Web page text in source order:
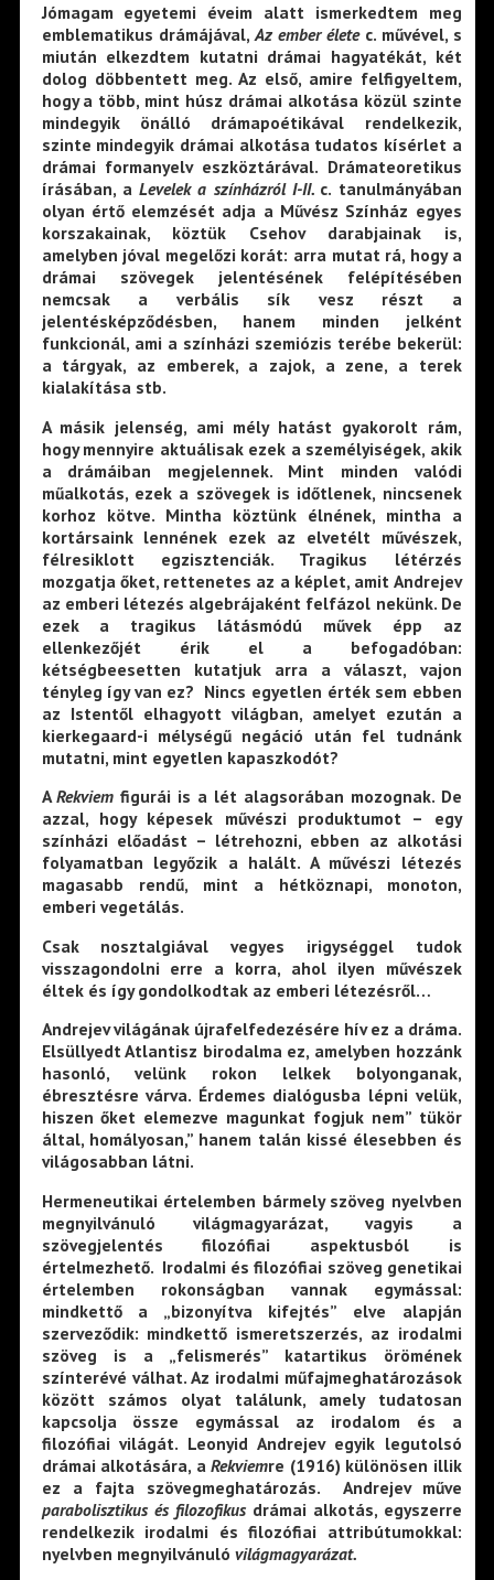
Jómagam egyetemi éveim alatt ismerkedtem meg
emblematikus drámájával,Az ember élete c. művével, s
miután elkezdtem kutatni drámai hagyatékát, két
dolog döbbentett meg. Az első, amire felfigyeltem,
hogy a több, mint húsz drámai alkotása közül szinte
mindegyik önálló drámapoétikával rendelkezik,
szinte mindegyik drámai alkotása tudatos kísérlet a
drámai formanyelv eszköztárával. Drámateoretikus
írásában, aLevelek a színházról I-II. c. tanulmányában
olyan értő elemzését adja a Művész Színház egyes
korszakainak, köztük Csehov darabjainak is,
amelyben jóval megelőzi korát: arra mutat rá, hogy a
drámai szövegek jelentésének felépítésében
nemcsak a verbális sík vesz részt a
jelentésképződésben, hanem minden jelként
funkcionál, ami a színházi szemiózis terébe bekerül:
a tárgyak, az emberek, a zajok, a zene, a terek
kialakítása stb.
A másik jelenség, ami mély hatást gyakorolt rám,
hogy mennyire aktuálisak ezek a személyiségek, akik
a drámáiban megjelennek. Mint minden valódi
műalkotás, ezek a szövegek is időtlenek, nincsenek
korhoz kötve. Mintha köztünk élnének, mintha a
kortársaink lennének ezek az elvetélt művészek,
félresiklott egzisztenciák. Tragikus létérzés
mozgatja őket, rettenetes az a képlet, amit Andrejev
az emberi létezés algebrájaként felfázol nekünk. De
ezek a tragikus látásmódú művek épp az
ellenkezőjét érik el a befogadóban:
kétségbeesetten kutatjuk arra a választ, vajon
tényleg így van ez? Nincs egyetlen érték sem ebben
az Istentől elhagyott világban, amelyet ezután a
kierkegaard-i mélységű negáció után fel tudnánk
mutatni, mint egyetlen kapaszkodót?
ARekviemfigurái is a lét alagsorában mozognak. De
azzal, hogy képesek művészi produktumot – egy
színházi előadást – létrehozni, ebben az alkotási
folyamatban legyőzik a halált. A művészi létezés
magasabb rendű, mint a hétköznapi, monoton,
emberi vegetálás.
Csak nosztalgiával vegyes irigységgel tudok
visszagondolni erre a korra, ahol ilyen művészek
éltek és így gondolkodtak az emberi létezésről…
Andrejev világának újrafelfedezésére hív ez a dráma.
Elsüllyedt Atlantisz birodalma ez, amelyben hozzánk
hasonló, velünk rokon lelkek bolyonganak,
ébresztésre várva. Érdemes dialógusba lépni velük,
hiszen őket elemezve magunkat fogjuk nem” tükör
által, homályosan,” hanem talán kissé élesebben és
világosabban látni.
Hermeneutikai értelemben bármely szöveg nyelvben
megnyilvánuló világmagyarázat, vagyis a
szövegjelentés filozófiai aspektusból is
értelmezhető. Irodalmi és filozófiai szöveg genetikai
értelemben rokonságban vannak egymással:
mindkettő a „bizonyítva kifejtés” elve alapján
szerveződik: mindkettő ismeretszerzés, az irodalmi
szöveg is a „felismerés” katartikus örömének
színterévé válhat. Az irodalmi műfajmeghatározások
között számos olyat találunk, amely tudatosan
kapcsolja össze egymással az irodalom és a
filozófiai világát. Leonyid Andrejev egyik legutolsó
drámai alkotására, aRekviemre (1916) különösen illik
ez a fajta szövegmeghatározás. Andrejev műve
parabolisztikus és filozofikus drámai alkotás, egyszerre
rendelkezik irodalmi és filozófiai attribútumokkal:
nyelvben megnyilvánuló világmagyarázat.